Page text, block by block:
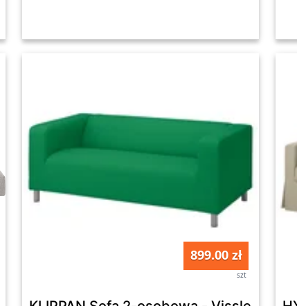
899.00 zł
szt